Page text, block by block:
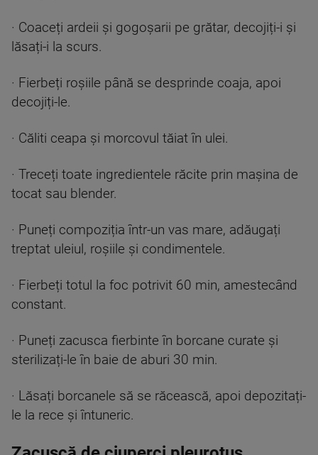
· Coaceți ardeii și gogoșarii pe grătar, decojiți-i și
lăsați-i la scurs.
· Fierbeți roșiile până se desprinde coaja, apoi
decojiți-le.
· Căliti ceapa și morcovul tăiat în ulei.
· Treceți toate ingredientele răcite prin mașina de
tocat sau blender.
· Puneți compoziția într-un vas mare, adăugați
treptat uleiul, roșiile și condimentele.
· Fierbeți totul la foc potrivit 60 min, amestecând
constant.
· Puneți zacusca fierbinte în borcane curate și
sterilizați-le în baie de aburi 30 min.
· Lăsați borcanele să se răcească, apoi depozitați-
le la rece și întuneric.